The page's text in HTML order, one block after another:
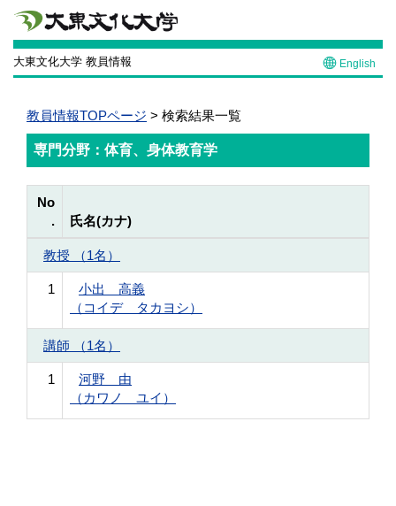
大東文化大学 教員情報 English
教員情報TOPページ > 検索結果一覧
専門分野：体育、身体教育学
No
.
氏名(カナ)
教授 （1名）
1
小出 高義
（コイデ タカヨシ）
講師 （1名）
1
河野 由
（カワノ ユイ）